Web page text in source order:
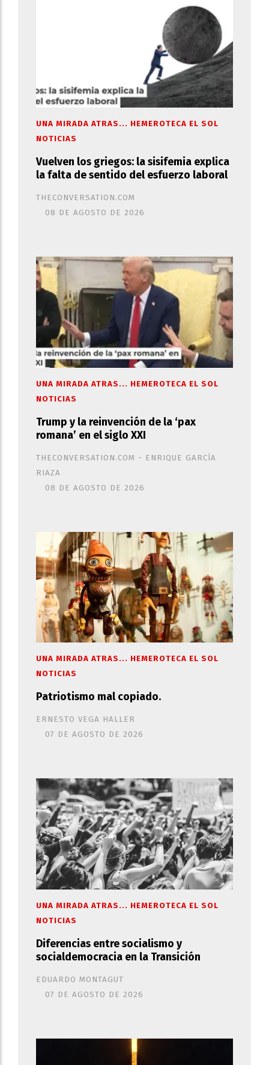
Vuelven los griegos: la sisifemia explica
la falta de sentido del esfuerzo laboral
THECONVERSATION.COM
UNA MIRADA ATRAS... HEMEROTECA EL SOL
NOTICIAS
08 DE AGOSTO DE 2026
Trump y la reinvención de la ‘pax
romana’ en el siglo XXI
THECONVERSATION.COM - ENRIQUE GARCÍA
RIAZA
UNA MIRADA ATRAS... HEMEROTECA EL SOL
NOTICIAS
08 DE AGOSTO DE 2026
Patriotismo mal copiado.
ERNESTO VEGA HALLER
UNA MIRADA ATRAS... HEMEROTECA EL SOL
NOTICIAS
07 DE AGOSTO DE 2026
Diferencias entre socialismo y
socialdemocracia en la Transición
EDUARDO MONTAGUT
UNA MIRADA ATRAS... HEMEROTECA EL SOL
NOTICIAS
07 DE AGOSTO DE 2026